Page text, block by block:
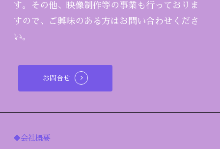
す。その他、映像制作等の事業も行っておりま
すので、ご興味のある方はお問い合わせくださ
い。
お問合せ
◆会社概要